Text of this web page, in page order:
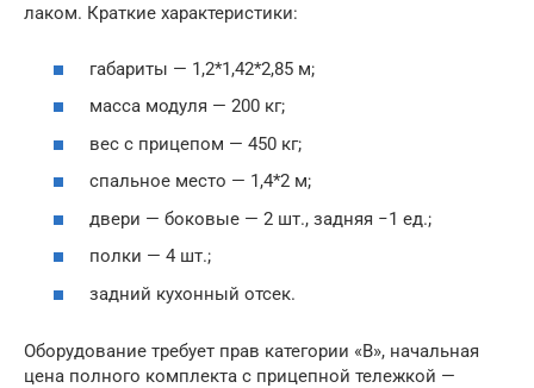
лаком. Краткие характеристики:
габариты — 1,2*1,42*2,85 м;
масса модуля — 200 кг;
вес с прицепом — 450 кг;
спальное место — 1,4*2 м;
двери — боковые — 2 шт., задняя −1 ед.;
полки — 4 шт.;
задний кухонный отсек.
Оборудование требует прав категории «В», начальная
цена полного комплекта с прицепной тележкой —